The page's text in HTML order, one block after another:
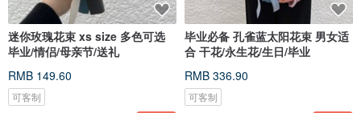
迷你玫瑰花束 xs size 多色可选
毕业/情侣/母亲节/送礼
RMB 149.60
可客制
毕业必备 孔雀蓝太阳花束 男女适
合 干花/永生花/生日/毕业
RMB 336.90
可客制